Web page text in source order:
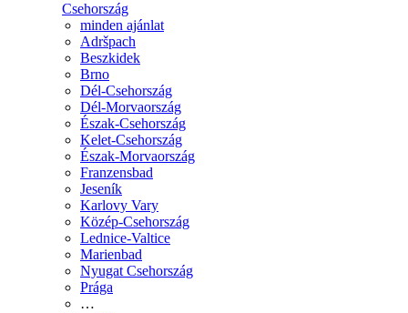
Csehország
minden ajánlat
Adršpach
Beszkidek
Brno
Dél-Csehország
Dél-Morvaország
Észak-Csehország
Kelet-Csehország
Észak-Morvaország
Franzensbad
Jeseník
Karlovy Vary
Közép-Csehország
Lednice-Valtice
Marienbad
Nyugat Csehország
Prága
…